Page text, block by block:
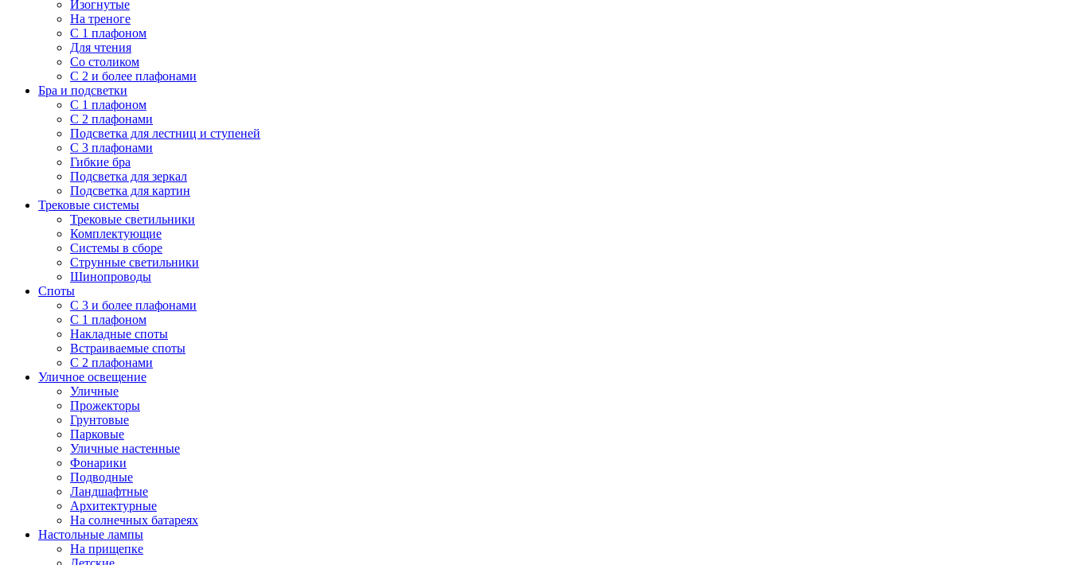
Изогнутые
На треноге
С 1 плафоном
Для чтения
Со столиком
С 2 и более плафонами
Бра и подсветки
С 1 плафоном
С 2 плафонами
Подсветка для лестниц и ступеней
С 3 плафонами
Гибкие бра
Подсветка для зеркал
Подсветка для картин
Трековые системы
Трековые светильники
Комплектующие
Системы в сборе
Струнные светильники
Шинопроводы
Споты
С 3 и более плафонами
С 1 плафоном
Накладные споты
Встраиваемые споты
С 2 плафонами
Уличное освещение
Уличные
Прожекторы
Грунтовые
Парковые
Уличные настенные
Фонарики
Подводные
Ландшафтные
Архитектурные
На солнечных батареях
Настольные лампы
На прищепке